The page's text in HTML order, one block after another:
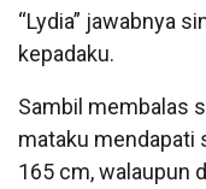
“Lydia” jawabnya
kepadaku.
Sambil membalas
mataku mendapati
165 cm, walaupun